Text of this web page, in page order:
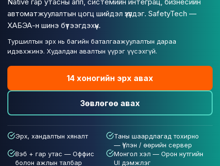
автоматжуулалтын цогц шийдэл үзүүлдэг. SafetyTech —
ХАБЭА-н шинэ бүтээгдэхүүн.
Туршилтын эрх нь багийн баталгаажуулалтын дараа
идэвхжинэ. Худалдан авалтын үүрэг үүсэхгүй.
14 хоногийн эрх авах
Зөвлөгөө авах
Эрх, хандалтын хяналт
Таны шаардлагад тохирно
— Үүлэн / өөрийн сервер
Вэб + гар утас — Оффис
болон ажлын талбар
Монгол хэл — Орон нутгийн
UI дэмжлэг